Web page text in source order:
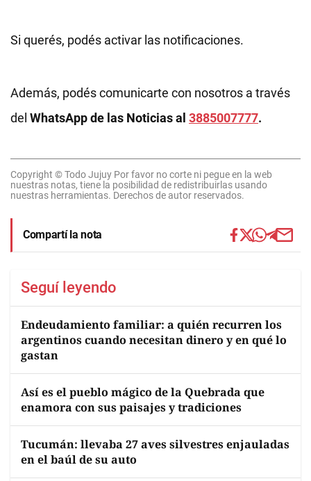
Si querés, podés activar las notificaciones.
Además, podés comunicarte con nosotros a través
del WhatsApp de las Noticias al 3885007777.
Copyright © Todo Jujuy Por favor no corte ni pegue en la web
nuestras notas, tiene la posibilidad de redistribuirlas usando
nuestras herramientas. Derechos de autor reservados.
Compartí la nota
Seguí leyendo
Endeudamiento familiar: a quién recurren los
argentinos cuando necesitan dinero y en qué lo
gastan
Así es el pueblo mágico de la Quebrada que
enamora con sus paisajes y tradiciones
Tucumán: llevaba 27 aves silvestres enjauladas
en el baúl de su auto